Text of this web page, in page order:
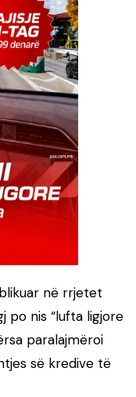
në rrjetet
po nis “lufta ligjore
paralajmëroi
së kredive të